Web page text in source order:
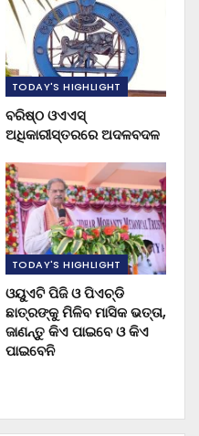
TODAY'S HIGHLIGHT
ବରିଷ୍ଠ ଓଏଏସ୍‌
ଅଧିକାରୀସ୍ତରରେ ଅଦଳବଦଳ
TODAY'S HIGHLIGHT
ଓୟୁଏଟି ପିଜି ଓ ପିଏଚ୍‌ଡି
ଛାତ୍ରଙ୍କୁ ମିଳିବ ମାସିକ ଭତ୍ତା,
ଜାଣନ୍ତୁ କିଏ ପାଇବେ ଓ କିଏ
ପାଇବେନି